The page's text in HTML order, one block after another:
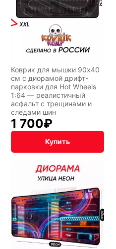
Коврик для мышки 90x40
см с диорамой дрифт-
парковки для Hot Wheels
1:64 — реалистичный
асфальт с трещинами и
следами шин
1 700₽
Купить